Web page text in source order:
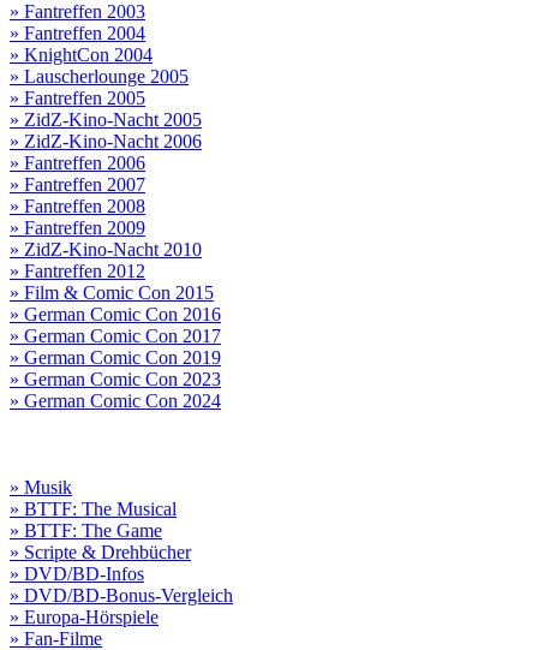
» Fantreffen 2003
» Fantreffen 2004
» KnightCon 2004
» Lauscherlounge 2005
» Fantreffen 2005
» ZidZ-Kino-Nacht 2005
» ZidZ-Kino-Nacht 2006
» Fantreffen 2006
» Fantreffen 2007
» Fantreffen 2008
» Fantreffen 2009
» ZidZ-Kino-Nacht 2010
» Fantreffen 2012
» Film & Comic Con 2015
» German Comic Con 2016
» German Comic Con 2017
» German Comic Con 2019
» German Comic Con 2023
» German Comic Con 2024
» Musik
» BTTF: The Musical
» BTTF: The Game
» Scripte & Drehbücher
» DVD/BD-Infos
» DVD/BD-Bonus-Vergleich
» Europa-Hörspiele
» Fan-Filme